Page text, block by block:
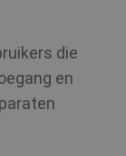
die
en